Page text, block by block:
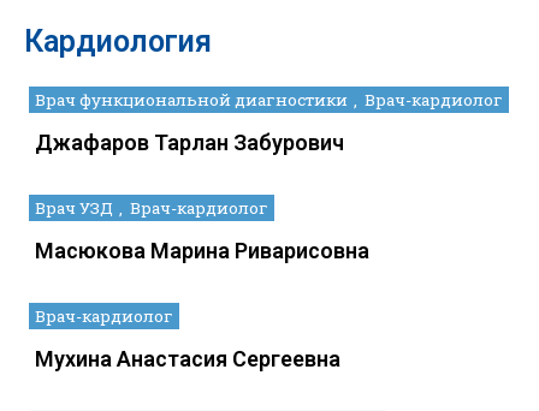
Кардиология
Врач функциональной диагностики Врач-кардиолог
Джафаров Тарлан Забурович
Врач УЗД Врач-кардиолог
Масюкова Марина Риварисовна
Врач-кардиолог
Мухина Анастасия Сергеевна